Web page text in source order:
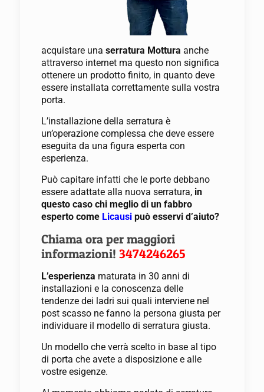
acquistare una serratura Mottura anche
attraverso internet ma questo non significa
ottenere un prodotto finito, in quanto deve
essere installata correttamente sulla vostra
porta.
L’installazione della serratura è
un’operazione complessa che deve essere
eseguita da una figura esperta con
esperienza.
Può capitare infatti che le porte debbano
essere adattate alla nuova serratura, in
questo caso chi meglio di un fabbro
esperto come Licausipuò esservi d’aiuto?
Chiama ora per maggiori
informazioni! 3474246265
L’esperienza maturata in 30 anni di
installazioni e la conoscenza delle
tendenze dei ladri sui quali interviene nel
post scasso ne fanno la persona giusta per
individuare il modello di serratura giusta.
Un modello che verrà scelto in base al tipo
di porta che avete a disposizione e alle
vostre esigenze.